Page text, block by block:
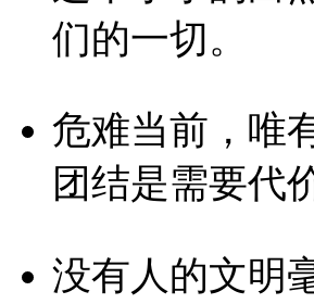
们的一切。
危难当前，唯
团结是需要代
没有人的文明